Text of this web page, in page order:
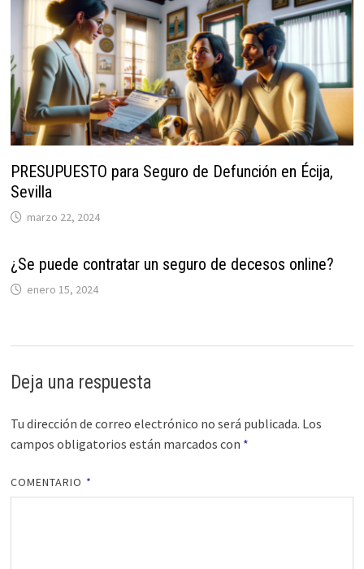
PRESUPUESTO para Seguro de Defunción en Écija,
Sevilla
marzo 22, 2024
¿Se puede contratar un seguro de decesos online?
enero 15, 2024
Deja una respuesta
Tu dirección de correo electrónico no será publicada. Los
campos obligatorios están marcados con *
COMENTARIO *